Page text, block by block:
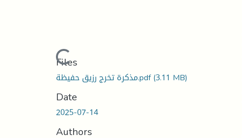
Loading...
Files
مذكرة تخرج رزيق حفيظة.pdf(3.11 MB)
Date
2025-07-14
Authors